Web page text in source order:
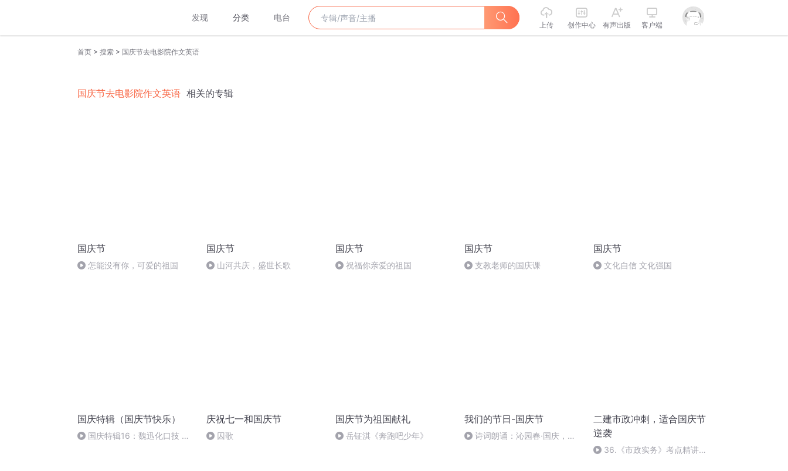
发现 分类 电台
上传 创作中心 有声出版 客户端
首页 > 搜索 > 国庆节去电影院作文英语
国庆节去电影院作文英语 相关的专辑
国庆节
怎能没有你，可爱的祖国
国庆节
山河共庆，盛世长歌
国庆节
祝福你亲爱的祖国
国庆节
支教老师的国庆课
国庆节
文化自信 文化强国
国庆特辑（国庆节快乐）
国庆特辑16：魏迅化口技 二
庆祝七一和国庆节
囚歌
国庆节为祖国献礼
岳钲淇《奔跑吧少年》
我们的节日-国庆节
诗词朗诵：沁园春·国庆，朗
二建市政冲刺，适合国庆节
逆袭
36.《市政实务》考点精讲第